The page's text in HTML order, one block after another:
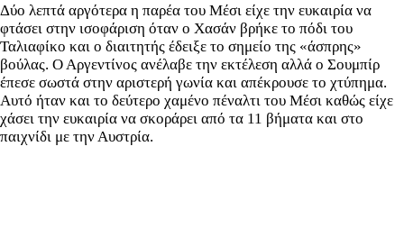
Δύο λεπτά αργότερα η παρέα του Μέσι είχε την ευκαιρία να
φτάσει στην ισοφάριση όταν ο Χασάν βρήκε το πόδι του
Ταλιαφίκο και ο διαιτητής έδειξε το σημείο της «άσπρης»
βούλας. Ο Αργεντίνος ανέλαβε την εκτέλεση αλλά ο Σουμπίρ
έπεσε σωστά στην αριστερή γωνία και απέκρουσε το χτύπημα.
Αυτό ήταν και το δεύτερο χαμένο πέναλτι του Μέσι καθώς είχε
χάσει την ευκαιρία να σκοράρει από τα 11 βήματα και στο
παιχνίδι με την Αυστρία.